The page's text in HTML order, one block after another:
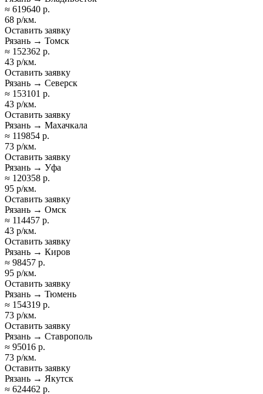
≈ 619640 р.
68 р/км.
Оставить заявку
Рязань → Томск
≈ 152362 р.
43 р/км.
Оставить заявку
Рязань → Северск
≈ 153101 р.
43 р/км.
Оставить заявку
Рязань → Махачкала
≈ 119854 р.
73 р/км.
Оставить заявку
Рязань → Уфа
≈ 120358 р.
95 р/км.
Оставить заявку
Рязань → Омск
≈ 114457 р.
43 р/км.
Оставить заявку
Рязань → Киров
≈ 98457 р.
95 р/км.
Оставить заявку
Рязань → Тюмень
≈ 154319 р.
73 р/км.
Оставить заявку
Рязань → Ставрополь
≈ 95016 р.
73 р/км.
Оставить заявку
Рязань → Якутск
≈ 624462 р.